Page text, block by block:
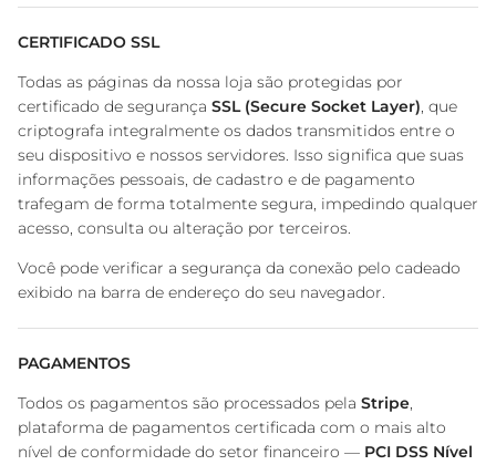
CERTIFICADO SSL
Todas as páginas da nossa loja são protegidas por
certificado de segurança SSL (Secure Socket Layer), que
criptografa integralmente os dados transmitidos entre o
seu dispositivo e nossos servidores. Isso significa que suas
informações pessoais, de cadastro e de pagamento
trafegam de forma totalmente segura, impedindo qualquer
acesso, consulta ou alteração por terceiros.
Você pode verificar a segurança da conexão pelo cadeado
exibido na barra de endereço do seu navegador.
PAGAMENTOS
Todos os pagamentos são processados pela Stripe,
plataforma de pagamentos certificada com o mais alto
nível de conformidade do setor financeiro — PCI DSS Nível